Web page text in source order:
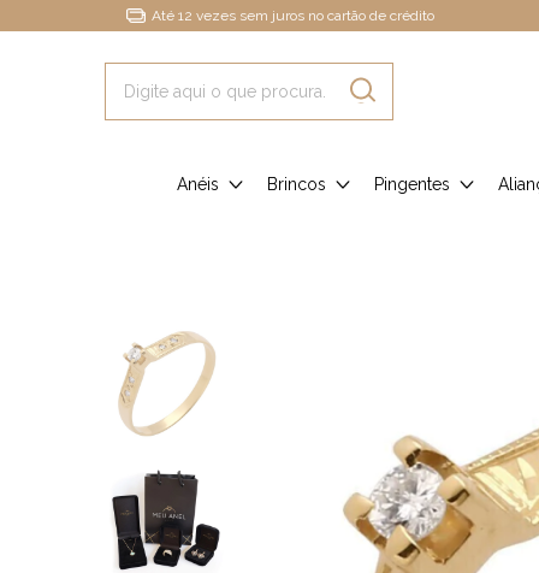
Até 12 vezes sem juros no cartão de crédito
Anéis Brincos Pingentes